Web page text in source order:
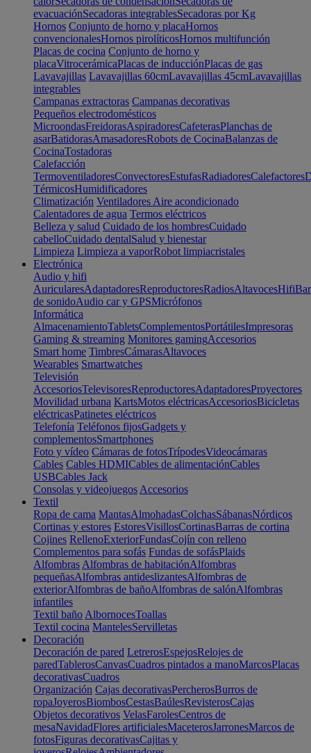
evacuaciónSecadoras integrablesSecadoras por Kg
Hornos Conjunto de horno y placaHornos
convencionalesHornos pirolíticosHornos multifunción
Placas de cocina Conjunto de horno y
placaVitrocerámicaPlacas de inducciónPlacas de gas
Lavavajillas Lavavajillas 60cmLavavajillas 45cmLavavajillas
integrables
Campanas extractoras Campanas decorativas
Pequeños electrodomésticos
MicroondasFreidorasAspiradoresCafeterasPlanchas de
asarBatidorasAmasadoresRobots de CocinaBalanzas de
CocinaTostadoras
Calefacción
TermoventiladoresConvectoresEstufasRadiadoresCalefactores
TérmicosHumidificadores
Climatización Ventiladores Aire acondicionado
Calentadores de agua Termos eléctricos
Belleza y salud Cuidado de los hombresCuidado
cabelloCuidado dentalSalud y bienestar
Limpieza Limpieza a vaporRobot limpiacristales
Electrónica
Audio y hifi
AuricularesAdaptadoresReproductoresRadiosAltavocesHifi
de sonidoAudio car y GPSMicrófonos
Informática
AlmacenamientoTabletsComplementosPortátilesImpresoras
Gaming & streaming Monitores gamingAccesorios
Smart home TimbresCámarasAltavoces
Wearables Smartwatches
Televisión
AccesoriosTelevisoresReproductoresAdaptadoresProyectores
Movilidad urbana KartsMotos eléctricasAccesoriosBicicletas
eléctricasPatinetes eléctricos
Telefonía Teléfonos fijosGadgets y
complementosSmartphones
Foto y vídeo Cámaras de fotosTrípodesVideocámaras
Cables Cables HDMICables de alimentaciónCables
USBCables Jack
Consolas y videojuegos Accesorios
Textil
Ropa de cama MantasAlmohadasColchasSábanasNórdicos
Cortinas y estores EstoresVisillosCortinasBarras de cortina
Cojines RellenoExteriorFundasCojín con relleno
Complementos para sofás Fundas de sofásPlaids
Alfombras Alfombras de habitaciónAlfombras
pequeñasAlfombras antideslizantesAlfombras de
exteriorAlfombras de bañoAlfombras de salónAlfombras
infantiles
Textil baño AlbornocesToallas
Textil cocina MantelesServilletas
Decoración
Decoración de pared LetrerosEspejosRelojes de
paredTablerosCanvasCuadros pintados a manoMarcosPlacas
decorativasCuadros
Organización Cajas decorativasPercherosBurros de
ropaJoyerosBiombosCestasBaúlesRevisterosCajas
Objetos decorativos VelasFarolesCentros de
mesaNavidadFlores artificialesMaceterosJarronesMarcos de
fotosFiguras decorativasCajitas y